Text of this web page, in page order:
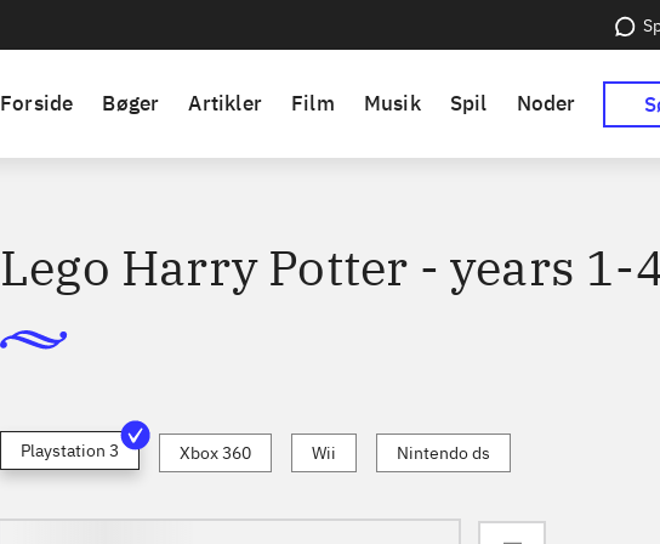
Forside Bøger Artikler Film Musik Spil Noder
Lego Harry Potter - years 1-
Playstation 3 Xbox 360 Wii Nintendo ds